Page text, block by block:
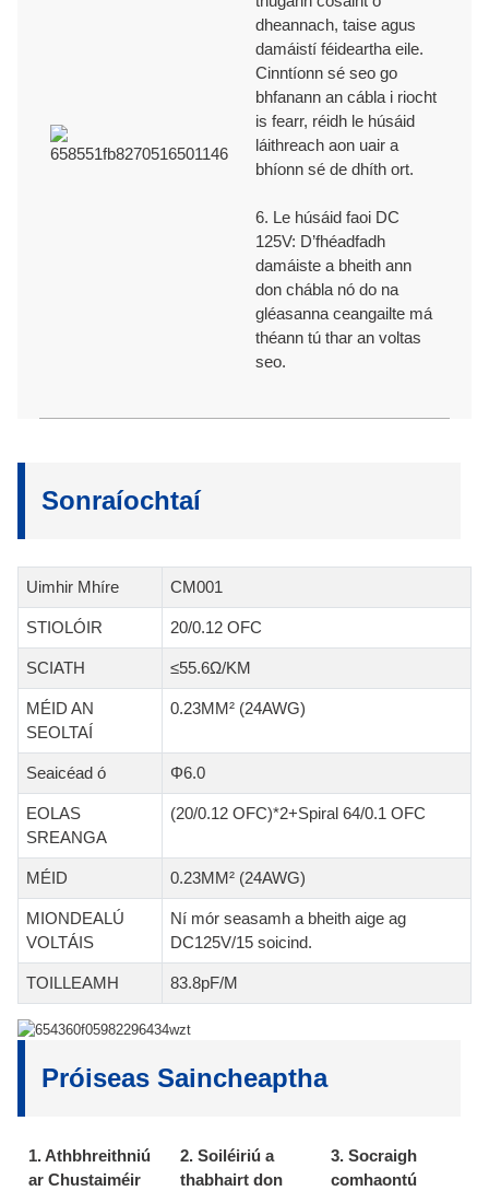
dheannach, taise agus
damáistí féideartha eile.
Cinntíonn sé seo go
bhfanann an cábla i riocht
is fearr, réidh le húsáid
láithreach aon uair a
bhíonn sé de dhíth ort.
6. Le húsáid faoi DC
125V: D’fhéadfadh
damáiste a bheith ann
don chábla nó do na
gléasanna ceangailte má
théann tú thar an voltas
seo.
Sonraíochtaí
Uimhir Mhíre CM001
STIOLÓIR 20/0.12 OFC
SCIATH ≤55.6Ω/KM
MÉID AN
SEOLTAÍ
0.23MM² (24AWG)
Seaicéad ó Φ6.0
EOLAS
SREANGA
(20/0.12 OFC)*2+Spiral 64/0.1 OFC
MÉID 0.23MM² (24AWG)
MIONDEALÚ
VOLTÁIS
Ní mór seasamh a bheith aige ag
DC125V/15 soicind.
TOILLEAMH 83.8pF/M
Próiseas Saincheaptha
1. Athbhreithniú
ar Chustaiméir
2. Soiléiriú a
thabhairt don
3. Socraigh
comhaontú